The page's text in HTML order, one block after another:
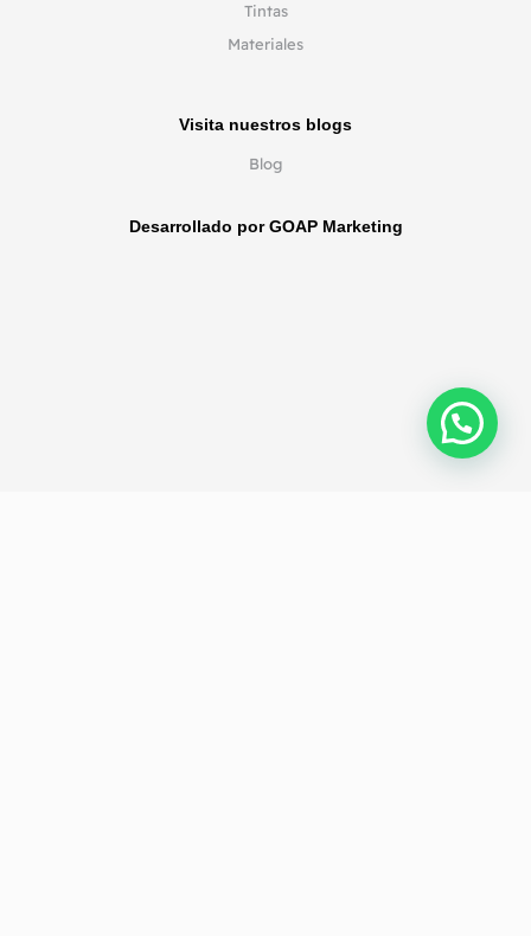
Tintas
Materiales
Desarrollado por GOAP Marketing
Visita nuestros blogs
Blog